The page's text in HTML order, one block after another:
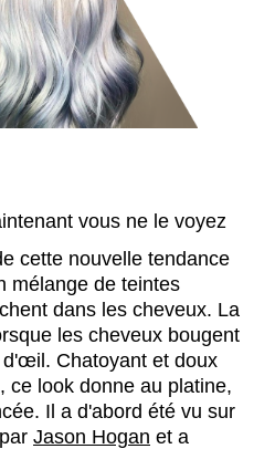
vous ne le voyez
cette nouvelle tendance
mélange de teintes
dans les cheveux. La
les cheveux bougent
Chatoyant et doux
ce look donne au platine,
Il a d'abord été vu sur
Jason Hogan et a